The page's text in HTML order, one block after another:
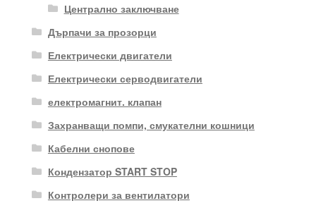
Централно заключване
Дърпачи за прозорци
Електрически двигатели
Електрически серводвигатели
електромагнит. клапан
Захранващи помпи, смукателни кошници
Кабелни снопове
Кондензатор START STOP
Контролери за вентилатори